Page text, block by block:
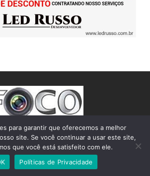
Led Russo Theme by Silk Themes
para garantir que oferecemos a melhor
site. Se você continuar a usar este site,
que você está satisfeito com ele.
Políticas de Privacidade